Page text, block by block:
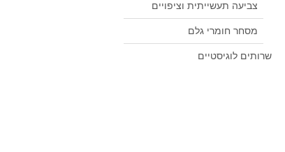
צביעה תעשייתית וציפויים
מסחר חומרי גלם
שרותים לוגיסטיים